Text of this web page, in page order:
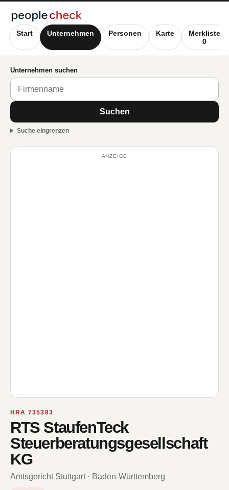
Start Unternehmen Personen Karte
Merkliste
0
Unternehmen suchen
Suchen
Suche eingrenzen
ANZEIGE
HRA 735383
RTS StaufenTeck
Steuerberatungsgesellschaft
KG
Amtsgericht Stuttgart · Baden-Württemberg